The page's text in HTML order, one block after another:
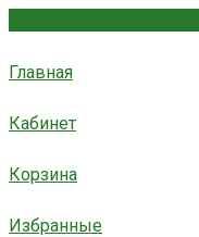
Главная
Кабинет
Корзина
Избранные